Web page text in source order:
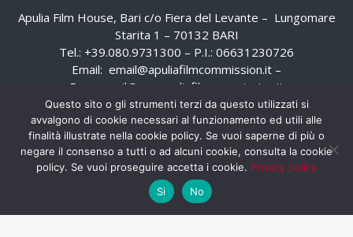
Apulia Film House, Bari c/o Fiera del Levante – Lungomare
Starita 1 – 70132 BARI
Tel.: +39.080.9731300 – P.I.: 06631230726
Email: email@apuliafilmcommission.it –
Pec:
email@pec.apuliafilmcommission.it
Questo sito o gli strumenti terzi da questo utilizzati si
avvalgono di cookie necessari al funzionamento ed utili alle
finalità illustrate nella cookie policy. Se vuoi saperne di più o
negare il consenso a tutti o ad alcuni cookie, consulta la cookie
policy. Se vuoi proseguire accetta i cookie. Privacy policy
Si
No